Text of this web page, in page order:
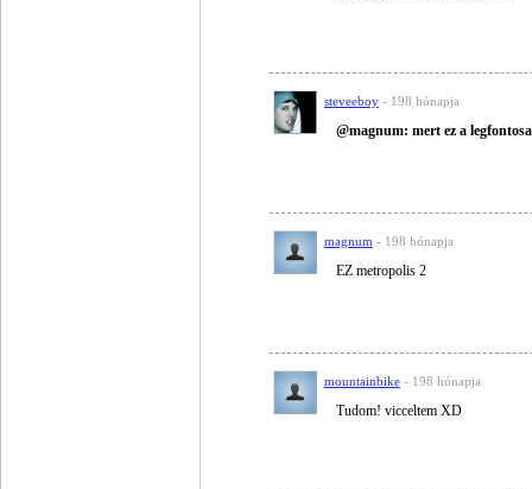
steveeboy - 198 hónapja
@magnum: mert ez a
magnum - 198 hónapja
EZ metropolis 2
mountainbike - 198 hónapja
Tudom! vicceltem XD